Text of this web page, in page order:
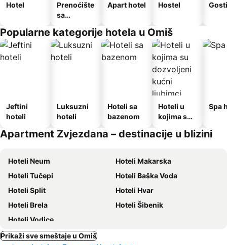
Hotel
Prenoćište
sa
Apart hotel Hostel
Popularne kategorije hotela u Omiš
Jeftini
hoteli
Luksuzni
hoteli
Hoteli sa
bazenom
Hoteli u
kojima su
kućni
Spa
Apartment Zvjezdana – destinacije u blizini
Hoteli Neum
Hoteli Makarska
Hoteli Tučepi
Hoteli Baška Voda
Hoteli Split
Hoteli Hvar
Hoteli Brela
Hoteli Šibenik
Hoteli Vodice
Prikaži sve smeštaje u Omiš